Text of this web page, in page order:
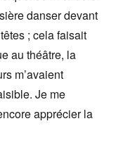
danser devant
; cela faisait
au théâtre, la
m’avaient
Je me
apprécier la